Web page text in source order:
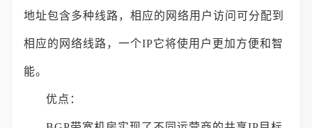
地址包含多种线路，相应的网络用户访问可分配到
相应的网络线路，一个IP它将使用户更加方便和智
能。
优点：